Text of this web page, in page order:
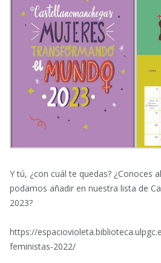
Y tú, ¿con cuál te quedas? ¿Conoces
podamos añadir en nuestra lista de
2023?
https://
feministas-2022/